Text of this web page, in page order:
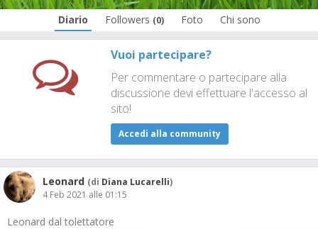
Diario Followers (0) Foto Chi sono
Vuoi partecipare?
Per commentare o partecipare alla
discussione devi effettuare l'accesso al
sito!
Accedi alla community
Leonard (di Diana Lucarelli)
4 Feb 2021 alle 01:15
Leonard dal tolettatore